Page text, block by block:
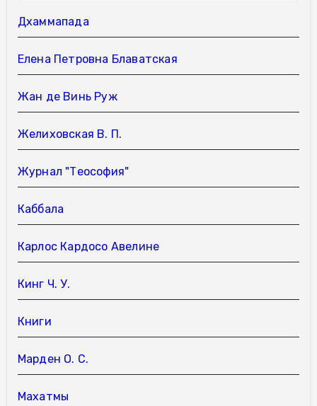
Дхаммапада
Елена Петровна Блаватская
Жан де Винь Руж
Желиховская В. П.
Журнал "Теософия"
Каббала
Карлос Кардосо Авелине
Кинг Ч. У.
Книги
Марден О. С.
Махатмы